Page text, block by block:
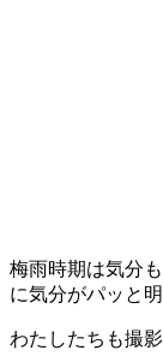
梅雨時期は気分
に気分がパッと
わたしたちも撮